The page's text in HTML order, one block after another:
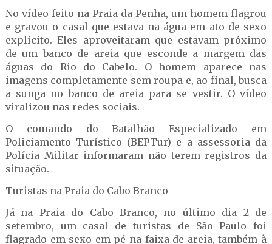
No vídeo feito na Praia da Penha, um homem flagrou
e gravou o casal que estava na água em ato de sexo
explícito. Eles aproveitaram que estavam próximo
de um banco de areia que esconde a margem das
águas do Rio do Cabelo. O homem aparece nas
imagens completamente sem roupa e, ao final, busca
a sunga no banco de areia para se vestir. O vídeo
viralizou nas redes sociais.
O comando do Batalhão Especializado em
Policiamento Turístico (BEPTur) e a assessoria da
Polícia Militar informaram não terem registros da
situação.
Turistas na Praia do Cabo Branco
Já na Praia do Cabo Branco, no último dia 2 de
setembro, um casal de turistas de São Paulo foi
flagrado em sexo em pé na faixa de areia, também à